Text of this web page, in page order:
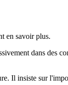
en savoir plus.
dans des
Il insiste sur